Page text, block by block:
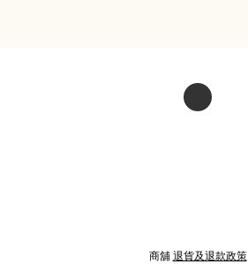
商舖 退貨及退款政策